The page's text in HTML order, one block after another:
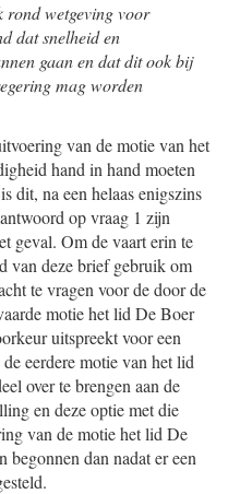
rond wetgeving voor
dat snelheid en
gaan en dat dit ook bij
mag worden
van de motie van het
hand in hand moeten
dit, na een helaas enigszins
op vraag 1 zijn
geval. Om de vaart erin te
van deze brief gebruik om
te vragen voor de door de
motie het lid De Boer
uitspreekt voor een
eerdere motie van het lid
over te brengen aan de
en deze optie met die
van de motie het lid De
begonnen dan nadat er een